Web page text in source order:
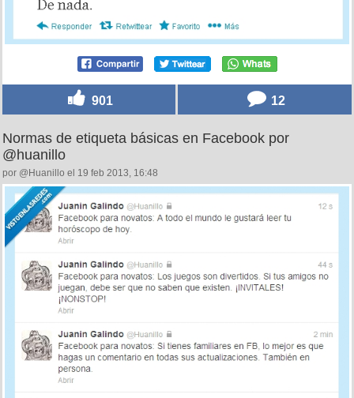
901 12
Normas de etiqueta básicas en Facebook por
@huanillo
por @Huanillo el 19 feb 2013, 16:48